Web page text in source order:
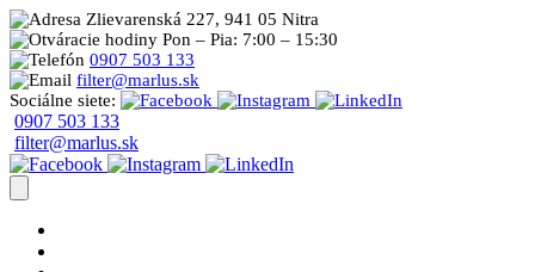
Zlievarenská 227, 941 05 Nitra
Pon – Pia: 7:00 – 15:30
0907 503 133
filter@marlus.sk
Sociálne siete:
0907 503 133
filter@marlus.sk